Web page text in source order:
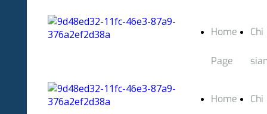
Home
Page
Chi
Home Chi